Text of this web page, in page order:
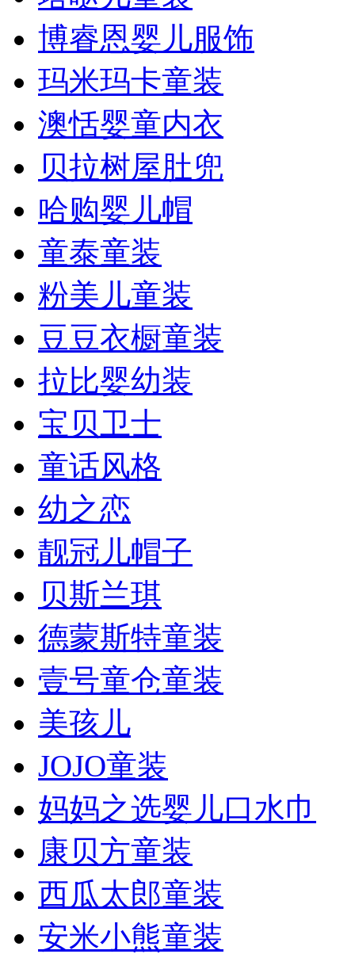
博睿恩婴儿服饰
玛米玛卡童装
澳恬婴童内衣
贝拉树屋肚兜
哈购婴儿帽
童泰童装
粉美儿童装
豆豆衣橱童装
拉比婴幼装
宝贝卫士
童话风格
幼之恋
靓冠儿帽子
贝斯兰琪
德蒙斯特童装
壹号童仓童装
美孩儿
JOJO童装
妈妈之选婴儿口水巾
康贝方童装
西瓜太郎童装
安米小熊童装